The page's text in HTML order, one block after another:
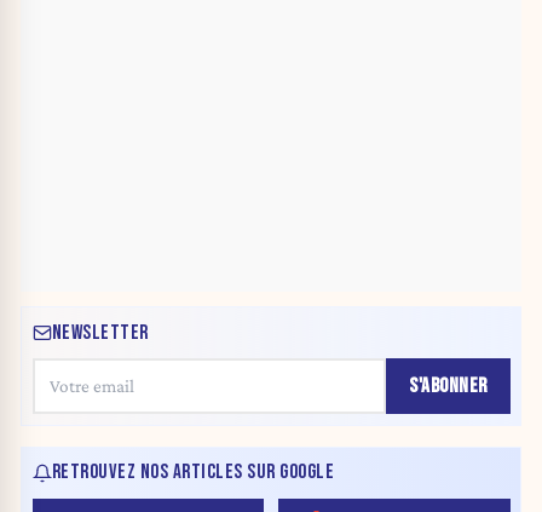
NEWSLETTER
S'ABONNER
RETROUVEZ NOS ARTICLES SUR GOOGLE